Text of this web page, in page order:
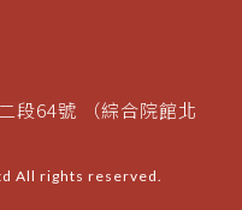
段64號 （綜合院館北
All rights reserved.